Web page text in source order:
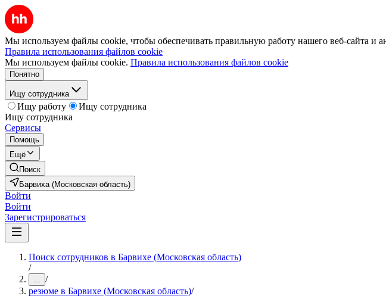
Мы используем файлы cookie, чтобы обеспечивать правильную работу нашего веб-сайта и
Правила использования файлов cookie
Мы используем файлы cookie. Правила использования файлов cookie
Понятно
Ищу сотрудника
Ищу работу
Ищу сотрудника
Ищу сотрудника
Сервисы
Помощь
Ещё
Поиск
Барвиха (Московская область)
Войти
Войти
Зарегистрироваться
Поиск сотрудников в Барвихе (Московская область)
/
... /
резюме в Барвихе (Московская область)/